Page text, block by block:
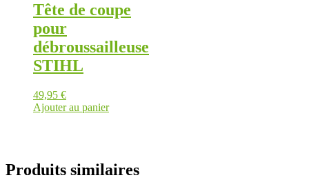
Tête de coupe
pour
débroussailleuse
STIHL
49,95 €
Ajouter au panier
Produits similaires